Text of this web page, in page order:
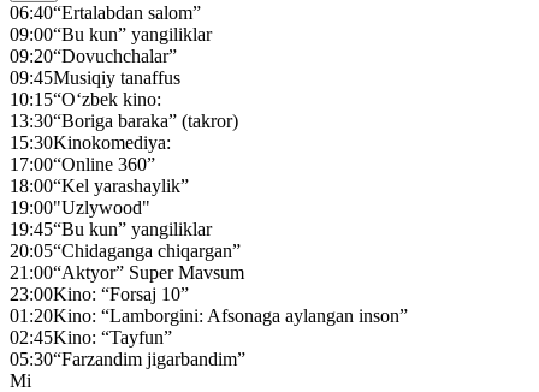
06:40“Ertalabdan salom”
09:00“Bu kun” yangiliklar
09:20“Dovuchchalar”
09:45Musiqiy tanaffus
10:15“O‘zbek kino:
13:30“Boriga baraka” (takror)
15:30Kinokomediya:
17:00“Online 360”
18:00“Kel yarashaylik”
19:00"Uzlywood"
19:45“Bu kun” yangiliklar
20:05“Chidaganga chiqargan”
21:00“Aktyor” Super Mavsum
23:00Kino: “Forsaj 10”
01:20Kino: “Lamborgini: Afsonaga aylangan inson”
02:45Kino: “Tayfun”
05:30“Farzandim jigarbandim”
Mi